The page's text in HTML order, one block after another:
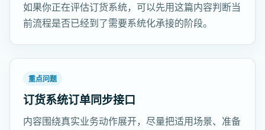
如果你正在评估订货系统，可以先用这篇内容判断当
前流程是否已经到了需要系统化承接的阶段。
重点问题
订货系统订单同步接口
内容围绕真实业务动作展开，尽量把适用场景、准备